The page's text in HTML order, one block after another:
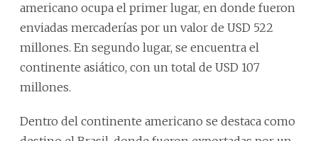
americano ocupa el primer lugar, en donde fueron
enviadas mercaderías por un valor de USD 522
millones. En segundo lugar, se encuentra el
continente asiático, con un total de USD 107
millones.
Dentro del continente americano se destaca como